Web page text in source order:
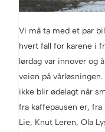
Vi må ta med et par
hvert fall for karene i
lørdag var innover og
veien på
ikke blir ødelagt når
fra kaffepausen er, fra
Lie, Knut Leren, Ola